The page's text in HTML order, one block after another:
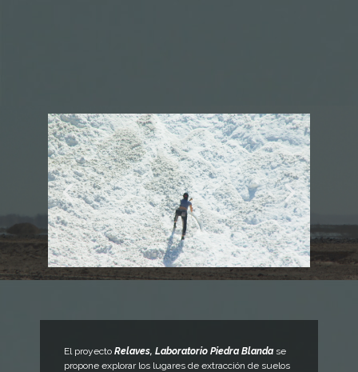
El proyecto Relaves, Laboratorio Piedra Blanda se
propone explorar los lugares de extracción de suelos